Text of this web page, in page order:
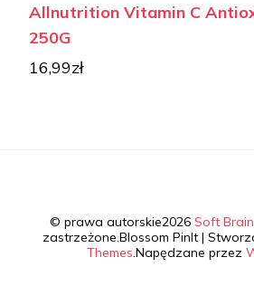
Allnutrition Vitamin C
250G
16,99zł
© prawa autorskie2026 Soft Brain
zastrzeżone.Blossom PinIt |
Themes.Napędzane przez